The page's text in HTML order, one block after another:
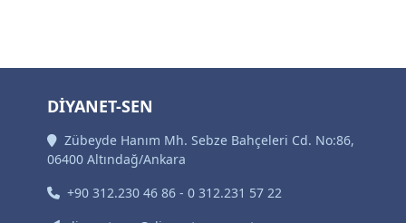
DİYANET-SEN
Zübeyde Hanım Mh. Sebze Bahçeleri Cd. No:86,
06400 Altındağ/Ankara
+90 312.230 46 86 - 0 312.231 57 22